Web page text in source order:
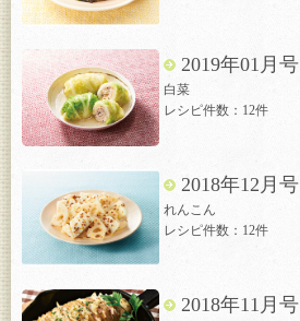
2019年01月号
白菜
レシピ件数：12件
2018年12月号
れんこん
レシピ件数：12件
2018年11月号